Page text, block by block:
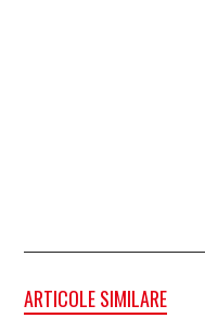
ARTICOLE SIMILARE